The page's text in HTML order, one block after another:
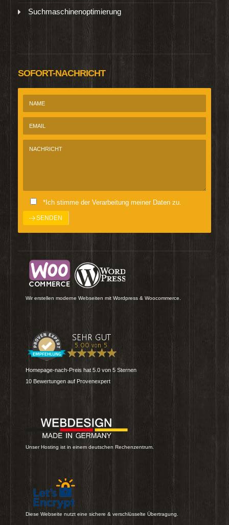
Suchmaschinenoptimierung
SOFORT-NACHRICHT
*Ich stimme der Verarbeitung meiner Daten zu.
Wir erstellen moderne Webseiten mit Wordpress & Woocommerce.
Homepage-nach-Preis hat 5.0 von 5 Sternen
10 Bewertungen auf Provenexpert
Unser Hosting ist in einem deutschen Rechenzentrum.
Diese Webseite nutzt eine sichere & verschlüsselte Übertragung.